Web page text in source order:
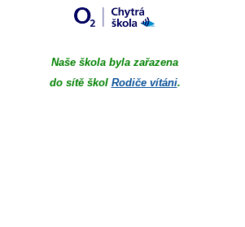
Naše škola byla zařazena
do sítě škol Rodiče vítáni.